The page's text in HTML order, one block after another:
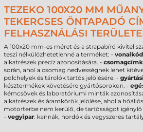
TEZEKO 100X20 MM
TEKERCSES ÖNTAPADÓ
FELHASZNÁLÁSI
A 100x20 mm-es méret és a strapabíró kivitel
teszi nélkülözhetetlenné a terméket: -
alkatrészek precíz azonosítására. -
során, ahol a csomag nedvességnek lehet
polchelyek és tárolók tartós jelölésére. -
késztermékek követésére gyártósorokon. -
kémcsövek és laboratóriumi minták
alkatrészek és áramkörök jelölése, ahol a
motorterbe nem kerülő, de tartósságot igénylő
- vegyipar: kannák, hordók és vegyszeres